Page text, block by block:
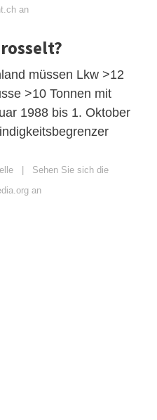
an
müssen Lkw >12
>10 Tonnen mit
1988 bis 1. Oktober
| Sehen Sie sich die
an